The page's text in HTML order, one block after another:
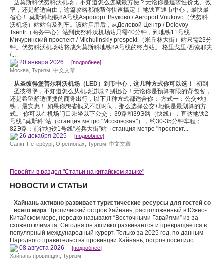
达莫斯科伏努科沃机场，不知道怎么进城最方便？无论你是追求性价比、效
率，还是舒适自由，这篇攻略都能帮你快速搞定！ 地铁直通市中心，最快最
省心！ 莫斯科地铁8A号线Аэропорт Внуково / Aeroport Vnukovo（伏努科
沃机场）站站台及列车。该站启用后，从Деловой Центр / Delovoy
Tsentr（商务中心）站到伏努科沃机场站只需40分钟，到地铁11号线
Мичуринский проспект / Michulinskiy prospekt （米丘林大街）站只需23分
钟。伏努科沃机场站将成为莫斯科地铁8A号线的终点站。 格里戈里·西索耶夫
/...
20 января 2026
[подробнее]
Москва Туризм 中文文章
从圣彼得堡普尔科沃机场（LED）到市中心，这几种方式你可以选！
初到
圣彼得堡，不知道怎么从机场进城？别担心！无论你是预算有限的背包客，
还是希望舒适便捷的商务出行，以下几种方式都适合你： 方式一：公交+地
铁，最实惠！ 如果你想省钱又不赶时间，那么选择公交+地铁是最划算的方
式。 你可以在机场门口乘坐以下公交： 39路和39Э路（快线）：直达地铁2
号线 “莫斯科”站（станция метро "Московская"），约30-35分钟车程；
82Э路：前往地铁1号线“老兵大街”站（станция метро "проспект...
26 декабря 2025
[подробнее]
Санкт-Петербург, О регионах Туризм 中文文章
Перейти в раздел "Статьи на китайском языке"
НОВОСТИ И СТАТЬИ
Хайнань активно развивает туристические ресурсы для гостей со
всего мира Тропический остров Хайнань, расположенный в Южно-
Китайском море, нередко называют “Восточными Гавайями” из-за
схожего климата. Сегодня он активно развивается и превращается в
популярный международный курорт. Только за 2025 год, по данным
Народного правительства провинции Хайнань, остров посетило...
08 августа 2026
[подробнее]
Хайнань провинция Туризм